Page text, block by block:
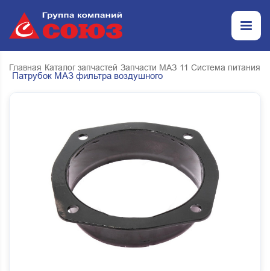
Главная Каталог запчастей Запчасти МАЗ 11 Система питания
Патрубок МАЗ фильтра воздушного